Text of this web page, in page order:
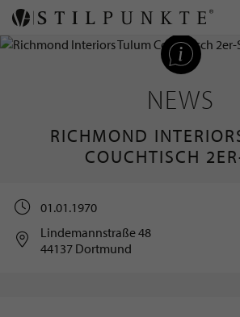
NEWS
RICHMOND
COUCHTISCH
01.01.1970
Lindemannstraße 48
44137 Dortmund